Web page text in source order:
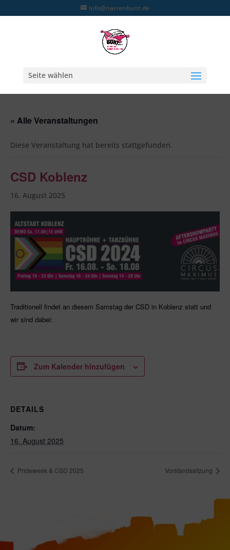
info@narrenbunt.de
Seite wählen
« Alle Veranstaltungen
Diese Veranstaltung hat bereits stattgefunden.
CSD Koblenz
16. August 2025
Traditionell findet an diesem Samstag der CSD in Koblenz statt und
wir sind dabei:
Zum Kalender hinzufügen
DETAILS
Datum:
16. August 2025
Prideweek & CSD 2025 Vorstandssitzung